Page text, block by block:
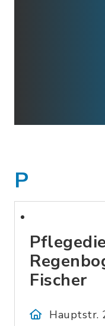
P
Fischer
Hauptstr.